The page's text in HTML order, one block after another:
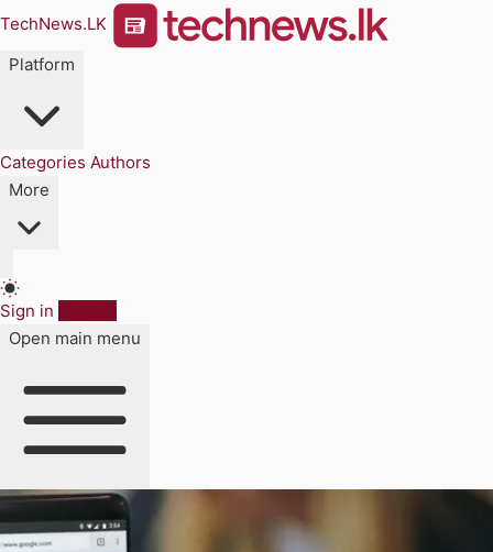
TechNews.LK
Platform
Categories Authors
More
Sign in
Open main menu